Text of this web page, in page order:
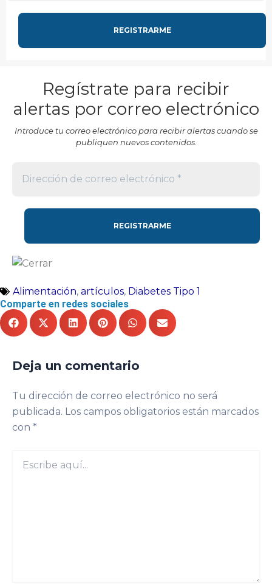
Regístrate para recibir
alertas por correo electrónico
Introduce tu correo electrónico para recibir alertas cuando se
publiquen nuevos contenidos.
Alimentación, artículos, Diabetes Tipo 1
Comparte en redes sociales
Deja un comentario
Tu dirección de correo electrónico no será
publicada. Los campos obligatorios están marcados
con *
aquí...